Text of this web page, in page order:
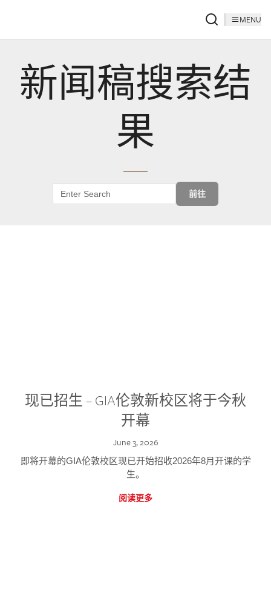
MENU
新闻稿搜索结
果
前往
现已招生 – GIA伦敦新校区将于今秋
开幕
June 3, 2026
即将开幕的GIA伦敦校区现已开始招收2026年8月开课的学
生。
阅读更多